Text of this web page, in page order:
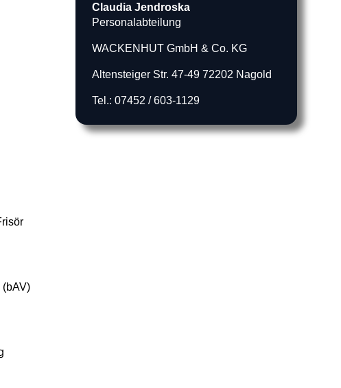
(bAV)
Claudia Jendroska
Personalabteilung
WACKENHUT GmbH & Co. KG
Altensteiger Str. 47-49 72202 Nagold
Tel.: 07452 / 603-1129